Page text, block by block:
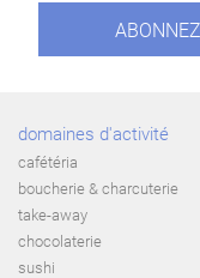
domaines d'activité
cafétéria
boucherie & charcuterie
take-away
chocolaterie
sushi